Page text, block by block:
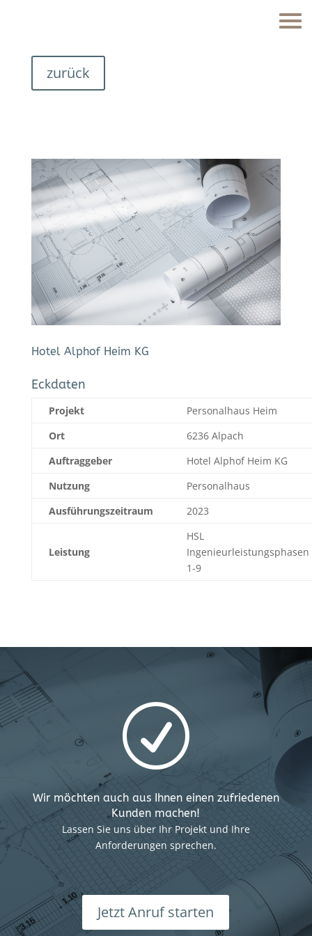
zurück
Hotel Alphof Heim KG
Eckdaten
Projekt
Personalhaus Heim
Ort
6236 Alpach
Auftraggeber
Hotel Alphof Heim KG
Nutzung
Personalhaus
Ausführungszeitraum
2023
Leistung
HSL
Ingenieurleistungsphasen
1-9
R
Wir möchten auch aus Ihnen einen zufriedenen
Kunden machen!
Lassen Sie uns über Ihr Projekt und Ihre
Anforderungen sprechen.
Jetzt Anruf starten